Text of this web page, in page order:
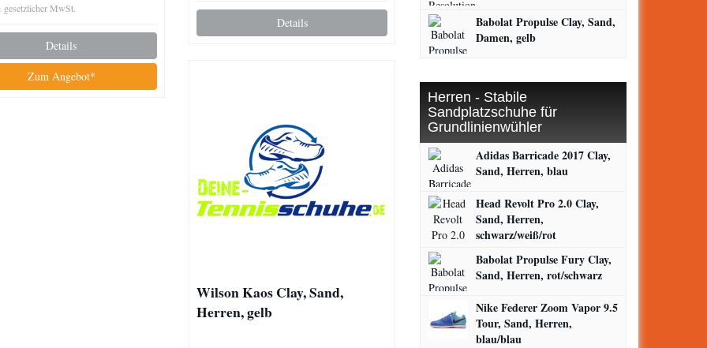
gesetzlicher MwSt.
Details
Zum Angebot*
Details
Wilson Kaos Clay, Sand,
Herren, gelb
Babolat Propulse Clay, Sand,
Damen, gelb
Herren - Stabile
Sandplatzschuhe für
Grundlinienwühler
Adidas Barricade 2017 Clay,
Sand, Herren, blau
Head Revolt Pro 2.0 Clay,
Sand, Herren,
schwarz/weiß/rot
Babolat Propulse Fury Clay,
Sand, Herren, rot/schwarz
Nike Federer Zoom Vapor 9.5
Tour, Sand, Herren,
blau/blau